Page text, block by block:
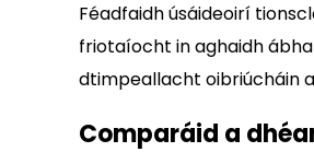
Féadfaidh úsáideoirí
friotaíocht in aghaidh
dtimpeallacht oibriúcháin
Comparáid a